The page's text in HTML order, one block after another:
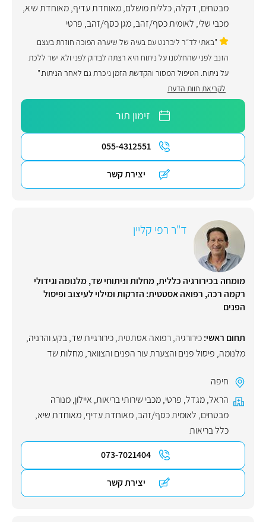
מבטחים, דקלה,כללית מושלם,מאוחדת עדיף,מאוחדת שיא,
מכבי שלי, לאומית כסף/זהב,מגן כסף/זהב, פרטי
"באתי לד״ר ליברנט עם בעיה של שיערה הפוכה חוזרת בעצם
הזנב לפני שהחלטנו על ניתוח היא רצתה לבדוק לפני ולא ישר ללכת
על ניתוח. הטיפול המסור והקדשת הזמן ניכרת גם לאחר הניתוח."
לקריאת חוות הדעת
זימון תור
055-4312551
יצירת קשר
ד"ר רפי קליין
מומחה בכירורגיה כללית, מחלות וניתוחי שד, מלנומה וגידולי
רקמה רכה, רפואה אסטטית: הזרקות ומילוי לעיצוב ופיסול
הפנים
תחום ראשי:כירורגיה,רפואה אסתטית,כירורגיית שד,בקע והרניה,
מלנומה, פיסול פנים והצערת עור הפנים והצוואר,מחלות שד
חיפה
הראל,מגדל, פרטי,מכבי שירותי בריאות, איילון,מנורה
מבטחים, לאומית כסף/זהב,מאוחדת עדיף,מאוחדת שיא,
כלל בריאות
073-7021404
יצירת קשר